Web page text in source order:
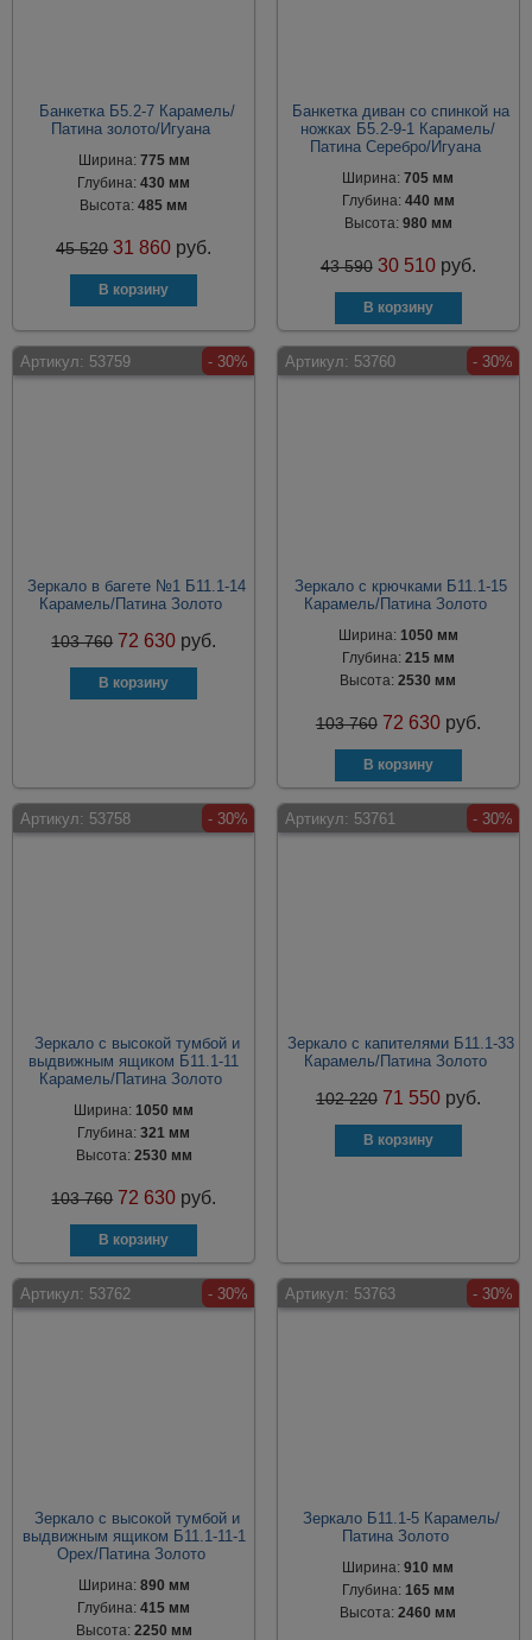
Банкетка Б5.2-7 Карамель/
Патина золото/Игуана
Ширина: 775 мм
Глубина:430 мм
Высота:485 мм
45 520 31 860 руб.
Банкетка диван со спинкой на
ножках Б5.2-9-1 Карамель/
Патина Серебро/Игуана
Ширина:705 мм
Глубина: 440 мм
Высота: 980 мм
43 590 30 510 руб.
Артикул: 53759 - 30%
Зеркало в багете №1 Б11.1-14
Карамель/Патина Золото
103 760 72 630 руб.
Артикул: 53760 - 30%
Зеркало с крючками Б11.1-15
Карамель/Патина Золото
Ширина: 1050 мм
Глубина: 215 мм
Высота:2530 мм
103 760 72 630 руб.
Артикул: 53758 - 30%
Зеркало с высокой тумбой и
выдвижным ящиком Б11.1-11
Карамель/Патина Золото
Ширина:1050 мм
Глубина:321 мм
Высота: 2530 мм
103 760 72 630 руб.
Артикул: 53761 - 30%
Зеркало с капителями Б11.1-33
Карамель/Патина Золото
102 220 71 550 руб.
Артикул: 53762 - 30%
Зеркало с высокой тумбой и
выдвижным ящиком Б11.1-11-1
Орех/Патина Золото
Ширина: 890 мм
Глубина:415 мм
Высота: 2250 мм
Артикул: 53763 - 30%
Зеркало Б11.1-5 Карамель/
Патина Золото
Ширина:910 мм
Глубина: 165 мм
Высота:2460 мм